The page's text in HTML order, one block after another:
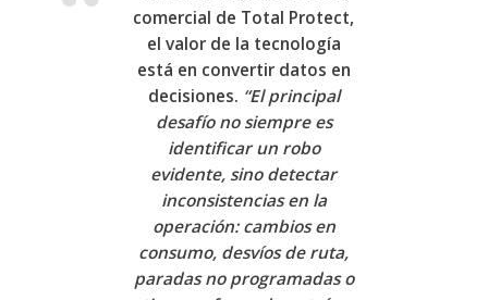
comercial de Total Protect,
el valor de la tecnología
está en convertir datos en
decisiones. “El principal
desafío no siempre es
identificar un robo
evidente, sino detectar
inconsistencias en la
operación: cambios en
consumo, desvíos de ruta,
paradas no programadas o